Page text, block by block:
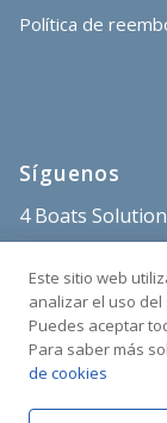
Política de
Síguenos
4 Boats
+34 682 515 671
Sant Carles
C/Poble Nou s/n
43540 La Ràpita
Este sitio web
analizar el uso
Puedes aceptar
Para saber más
de cookies